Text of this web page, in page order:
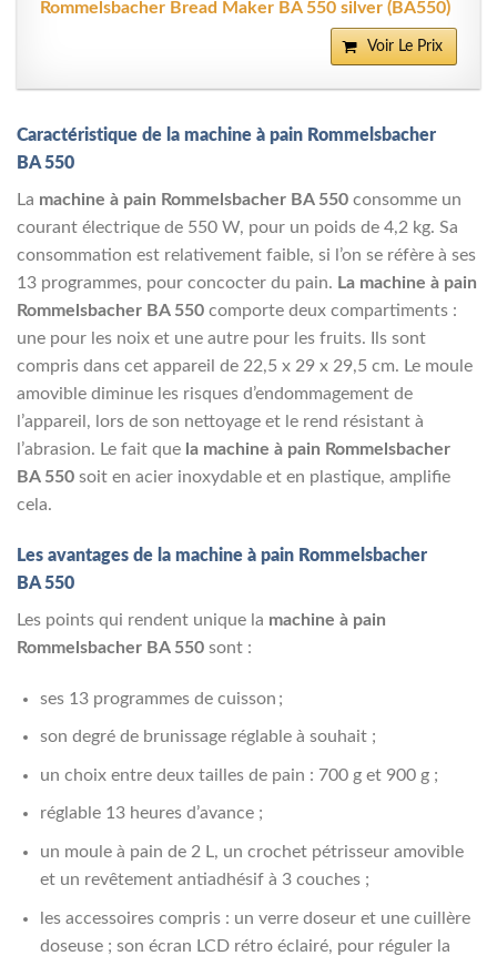
Rommelsbacher Bread Maker BA 550 silver (BA550)
Voir Le Prix
Caractéristique de la machine à pain Rommelsbacher
BA 550
La machine à pain Rommelsbacher BA 550 consomme un
courant électrique de 550 W, pour un poids de 4,2 kg. Sa
consommation est relativement faible, si l’on se réfère à ses
13 programmes, pour concocter du pain. La machine à pain
Rommelsbacher BA 550 comporte deux compartiments :
une pour les noix et une autre pour les fruits. Ils sont
compris dans cet appareil de 22,5 x 29 x 29,5 cm. Le moule
amovible diminue les risques d’endommagement de
l’appareil, lors de son nettoyage et le rend résistant à
l’abrasion. Le fait que la machine à pain Rommelsbacher
BA 550 soit en acier inoxydable et en plastique, amplifie
cela.
Les avantages de la machine à pain Rommelsbacher
BA 550
Les points qui rendent unique la machine à pain
Rommelsbacher BA 550 sont :
ses 13 programmes de cuisson ;
son degré de brunissage réglable à souhait ;
un choix entre deux tailles de pain : 700 g et 900 g ;
réglable 13 heures d’avance ;
un moule à pain de 2 L, un crochet pétrisseur amovible
et un revêtement antiadhésif à 3 couches ;
les accessoires compris : un verre doseur et une cuillère
doseuse ; son écran LCD rétro éclairé, pour réguler la